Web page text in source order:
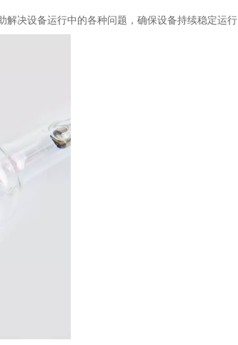
解决设备运行中的各种问题，确保设备持续稳定运行